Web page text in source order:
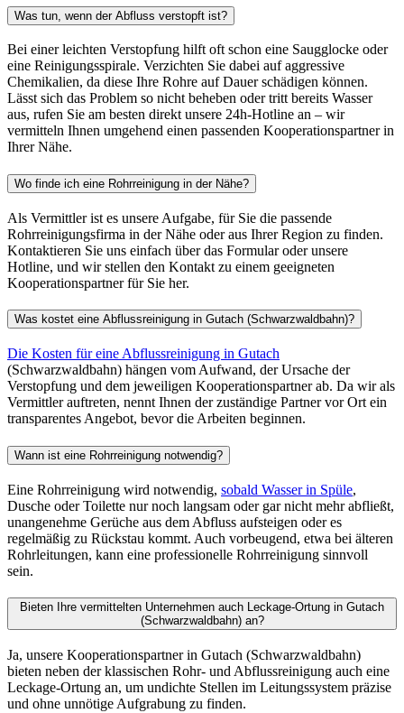
Wann ist eine Rohrreinigung notwendig?
Eine Rohrreinigung wird notwendig,sobald Wasser in Spüle
Dusche oder Toilette nur noch langsam oder gar nicht mehr abfließt,
unangenehme Gerüche aus dem Abfluss aufsteigen oder es
regelmäßig zu Rückstau kommt. Auch vorbeugend, etwa bei älteren
Rohrleitungen, kann eine professionelle Rohrreinigung sinnvoll
sein.
Bieten Ihre vermittelten Unternehmen auch Leckage-Ortung in Gutach
(Schwarzwaldbahn) an?
Ja, unsere Kooperationspartner in Gutach (Schwarzwaldbahn)
bieten neben der klassischen Rohr- und Abflussreinigung auch eine
Leckage-Ortung an, um undichte Stellen im Leitungssystem präzise
und ohne unnötige Aufgrabung zu finden.
Wie schnell erreichen Sie Haushalte im Umkreis von Gutach
(Schwarzwaldbahn)?
Über unseren 24h-Notdienst vermitteln wir Ihnen in der Regel
innerhalb kurzer Zeit einen Kooperationspartner, der auch außerhalb
des Zentrums von Gutach (Schwarzwaldbahn) im gesamten
Umkreis im Einsatz ist – rund um die Uhr, auch an Sonn- und
Feiertagen.
Können Sie auch helfen, falls ich einen Rohrreinigung-Notdienst in
Selbstverständlich. Unser Netzwerk an Kooperationspartnern deckt
neben Gutach (Schwarzwaldbahn) auch die umliegenden Orte wie
Hornberg (Schwarzwaldbahn) ab, sodass wir auch dort schnell
einen passenden Ansprechpartner für Sie finden.
Rohrreinigung können Sie sich gerne auch in unserenRatgebern
Hausmittel gegen verstopfte Abflüsse – was funktioniert wirklich?
24h-Notdienst bei Rohrverstopfung
Leckage-Ortung: Wasserlecks zuverlässig finden